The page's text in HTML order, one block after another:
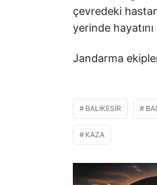
çevredeki
yerinde
Jandarma
BALIKESIR
KAZA